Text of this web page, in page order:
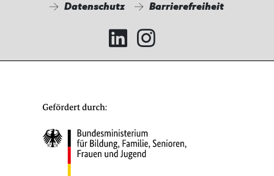
Datenschutz Barrierefreiheit